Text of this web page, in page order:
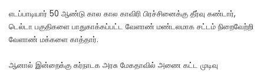
எடப்பாடியார் 50 ஆண்டு கால கால காவிரி பிரச்சினைக்கு தீர்வு கண்டார்,
டெல்டா பகுதிகளை பாதுகாக்கப்பட்ட வேளாண் மண்டலமாக சட்டம் நிறைவேற்றி
வேளாண் மக்களை காத்தார்.
ஆனால் இன்றைக்கு கர்நாடக அரசு மேகதாவில் அணை கட்ட முடிவு